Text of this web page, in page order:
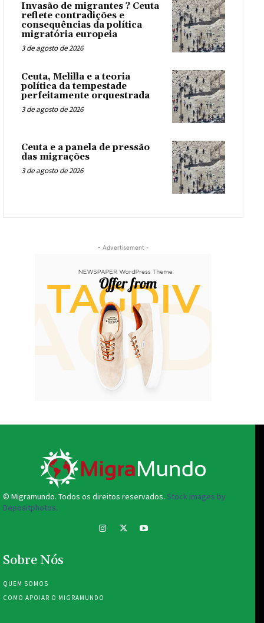
Invasão de migrantes ? Ceuta
reflete contradições e
consequências da política
migratória europeia
3 de agosto de 2026
Ceuta, Melilla e a teoria
política da tempestade
perfeitamente orquestrada
3 de agosto de 2026
Ceuta e a panela de pressão
das migrações
3 de agosto de 2026
- Advertisement -
© Migramundo. Todos os direitos reservados. Stock images by
Depositphotos.
Sobre Nós
QUEM SOMOS
COMO APOIAR O MIGRAMUNDO